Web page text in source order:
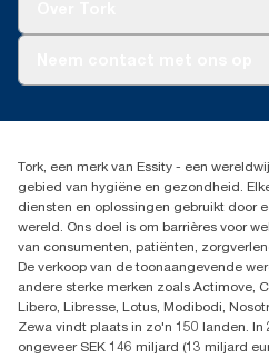
Dispenserklacht
02 766 05 30
Essity Belgium NV
Berkenlaan 8B
1831 MACHELEN
Tork, een merk van Essity - een
gebied van hygiëne en gezondheid.
diensten en oplossingen gebruikt door
wereld. Ons doel is om barrières voor
van consumenten, patiënten,
De verkoop van de toonaangevende
andere sterke merken zoals Actimove,
Libero, Libresse, Lotus, Modibodi,
Zewa vindt plaats in zo'n 150 landen.
ongeveer SEK 146 miljard (13 miljard